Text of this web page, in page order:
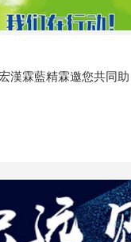
漢霖藍精霖邀您共同助